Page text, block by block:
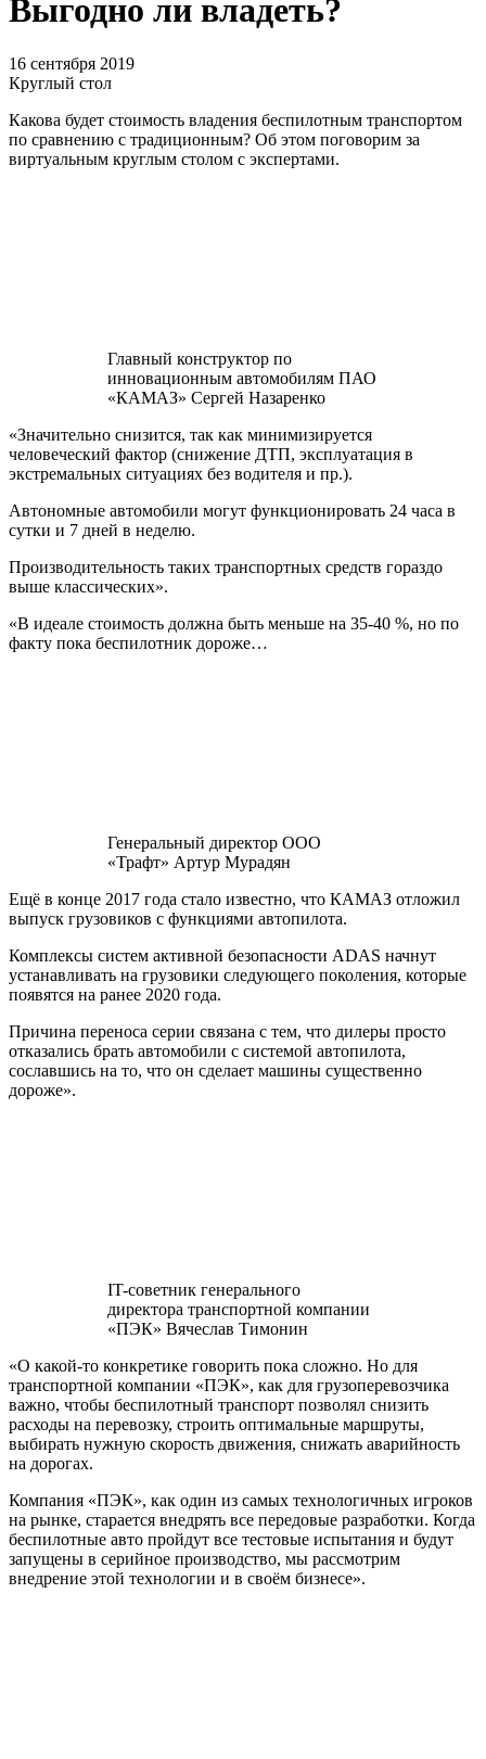
Выгодно ли владеть?
16 сентября 2019
Круглый стол
Какова будет стоимость владения беспилотным транспортом
по сравнению с традиционным? Об этом поговорим за
виртуальным круглым столом с экспертами.
Главный конструктор по
инновационным автомобилям ПАО
«КАМАЗ» Сергей Назаренко
«Значительно снизится, так как минимизируется
человеческий фактор (снижение ДТП, эксплуатация в
экстремальных ситуациях без водителя и пр.).
Автономные автомобили могут функционировать 24 часа в
сутки и 7 дней в неделю.
Производительность таких транспортных средств гораздо
выше классических».
«В идеале стоимость должна быть меньше на 35-40 %, но по
факту пока беспилотник дороже…
Генеральный директор ООО
«Трафт» Артур Мурадян
Ещё в конце 2017 года стало известно, что КАМАЗ отложил
выпуск грузовиков с функциями автопилота.
Комплексы систем активной безопасности ADAS начнут
устанавливать на грузовики следующего поколения, которые
появятся на ранее 2020 года.
Причина переноса серии связана с тем, что дилеры просто
отказались брать автомобили с системой автопилота,
сославшись на то, что он сделает машины существенно
дороже».
IT-советник генерального
директора транспортной компании
«ПЭК» Вячеслав Тимонин
«О какой-то конкретике говорить пока сложно. Но для
транспортной компании «ПЭК», как для грузоперевозчика
важно, чтобы беспилотный транспорт позволял снизить
расходы на перевозку, строить оптимальные маршруты,
выбирать нужную скорость движения, снижать аварийность
на дорогах.
Компания «ПЭК», как один из самых технологичных игроков
на рынке, старается внедрять все передовые разработки. Когда
беспилотные авто пройдут все тестовые испытания и будут
запущены в серийное производство, мы рассмотрим
внедрение этой технологии и в своём бизнесе».